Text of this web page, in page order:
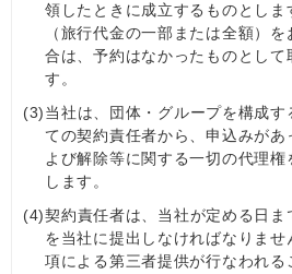
領したときに成立するものとし
（旅行代金の一部または全額）
合は、予約はなかったものとして
す。
(3)当社は、団体・グループを構成す
ての契約責任者から、申込みが
よび解除等に関する一切の代理
します。
(4)契約責任者は、当社が定める日
を当社に提出しなければなりま
項による第三者提供が行なわれ